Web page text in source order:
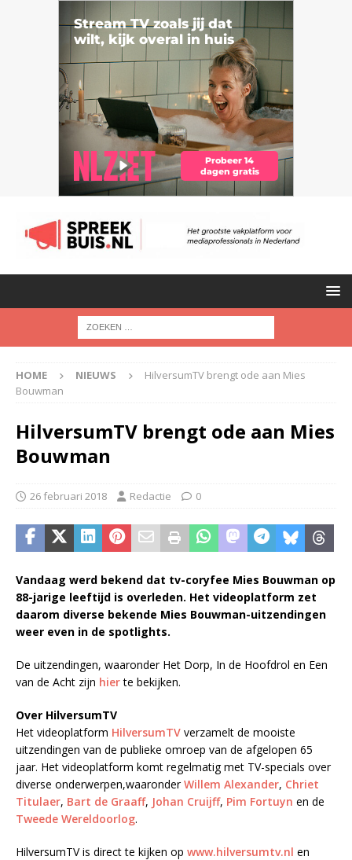
HOME NIEUWS
HilversumTV brengt ode aan Mies
Bouwman
HilversumTV brengt ode aan Mies
Bouwman
26 februari 2018 Redactie 0
Vandaag werd bekend dat tv-coryfee Mies Bouwman op
88-jarige leeftijd is overleden. Het videoplatform zet
daarom diverse bekende Mies Bouwman-uitzendingen
weer even in de spotlights.
De uitzendingen, waaronder Het Dorp, In de Hoofdrol en Een
van de Acht zijn hierte bekijken.
Over HilversumTV
Het videoplatform HilversumTV verzamelt de mooiste
uitzendingen van de publieke omroep van de afgelopen 65
jaar. Het videoplatform komt regelmatig met TV-specials over
diverse onderwerpen,waaronderWillem Alexander, Chriet
Titulaer, Bart de Graaff, Johan Cruijff, Pim Fortuyn en de
Tweede Wereldoorlog.
HilversumTV is direct te kijken op www.hilversumtv.nl en